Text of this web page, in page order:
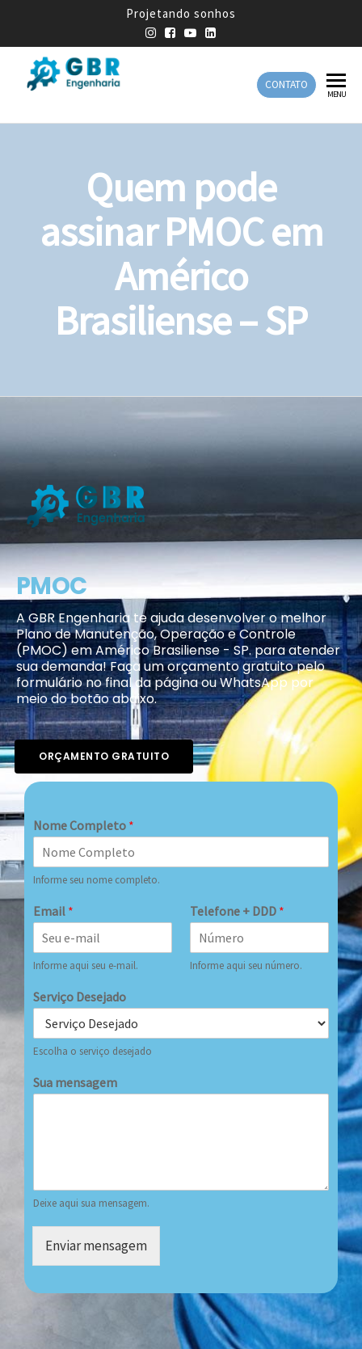
Projetando sonhos
Engenharia
Engenharia
CONTATO
MENU
Quem pode
assinar PMOC em
Américo
Brasiliense – SP
PMOC
A GBR Engenharia te ajuda desenvolver o melhor
Plano de Manutenção, Operação e Controle
(PMOC) em Américo Brasiliense - SP. para atender
sua demanda! Faça um orçamento gratuito pelo
formulário no final da página ou WhatsApp por
meio do botão abaixo.
ORÇAMENTO GRATUITO
Nome Completo *
Informe seu nome completo.
Email *
Informe aqui seu e-mail.
Telefone + DDD *
Informe aqui seu número.
Serviço Desejado
Escolha o serviço desejado
Sua mensagem
Deixe aqui sua mensagem.
Enviar mensagem